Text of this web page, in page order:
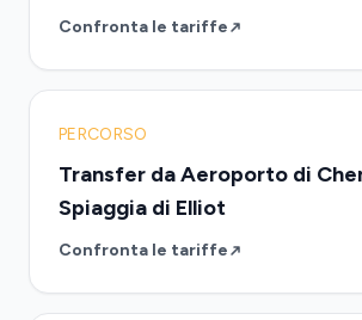
Confronta le tariffe
PERCORSO
Transfer da Aeroporto di
Spiaggia di Elliot
Confronta le tariffe